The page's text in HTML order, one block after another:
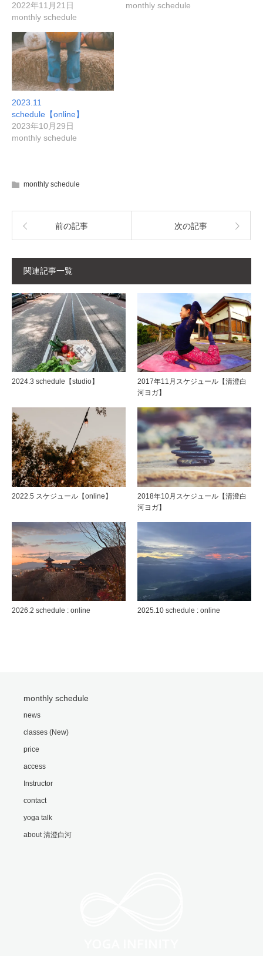
2022年11月21日
monthly schedule
monthly schedule
2023.11
schedule【online】
2023年10月29日
monthly schedule
monthly schedule
前の記事 次の記事
関連記事一覧
2024.3 schedule【studio】
2017年11月スケジュール【清澄白
河ヨガ】
2022.5 スケジュール【online】
2018年10月スケジュール【清澄白
河ヨガ】
2026.2 schedule : online 2025.10 schedule : online
monthly schedule
news
classes (New)
price
access
Instructor
contact
yoga talk
about 清澄白河